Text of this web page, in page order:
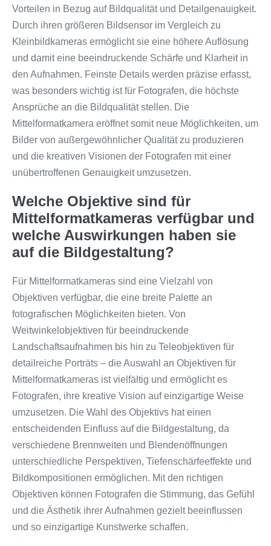
Vorteilen in Bezug auf Bildqualität und Detailgenauigkeit.
Durch ihren größeren Bildsensor im Vergleich zu
Kleinbildkameras ermöglicht sie eine höhere Auflösung
und damit eine beeindruckende Schärfe und Klarheit in
den Aufnahmen. Feinste Details werden präzise erfasst,
was besonders wichtig ist für Fotografen, die höchste
Ansprüche an die Bildqualität stellen. Die
Mittelformatkamera eröffnet somit neue Möglichkeiten, um
Bilder von außergewöhnlicher Qualität zu produzieren
und die kreativen Visionen der Fotografen mit einer
unübertroffenen Genauigkeit umzusetzen.
Welche Objektive sind für
Mittelformatkameras verfügbar und
welche Auswirkungen haben sie
auf die Bildgestaltung?
Für Mittelformatkameras sind eine Vielzahl von
Objektiven verfügbar, die eine breite Palette an
fotografischen Möglichkeiten bieten. Von
Weitwinkelobjektiven für beeindruckende
Landschaftsaufnahmen bis hin zu Teleobjektiven für
detailreiche Porträts – die Auswahl an Objektiven für
Mittelformatkameras ist vielfältig und ermöglicht es
Fotografen, ihre kreative Vision auf einzigartige Weise
umzusetzen. Die Wahl des Objektivs hat einen
entscheidenden Einfluss auf die Bildgestaltung, da
verschiedene Brennweiten und Blendenöffnungen
unterschiedliche Perspektiven, Tiefenschärfeeffekte und
Bildkompositionen ermöglichen. Mit den richtigen
Objektiven können Fotografen die Stimmung, das Gefühl
und die Ästhetik ihrer Aufnahmen gezielt beeinflussen
und so einzigartige Kunstwerke schaffen.